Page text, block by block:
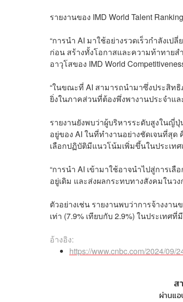
รายงานของ IMD World Talent
“การนำ AI มาใช้อย่างรวดเร็วกำลังเ
ก่อน สร้างทั้งโอกาสและความท้าทายส
อาวุโสของ IMD World
“ในขณะที่ AI สามารถนำมาซึ่งประสิท
ยิ่งในภาคส่วนที่ต้องพึ่งพางานประจำแ
รายงานยังพบว่าผู้บริหารระดับสูงในญี่
อยู่ของ AI ในที่ทำงานอย่างชัดเจนที่สุ
เลือกปฏิบัติมีแนวโน้มเพิ่มขึ้นในประเท
“การนำ AI เข้ามาใช้อาจนำไปสู่การเ
อยู่เดิม และส่งผลกระทบทางสังคมในว
ตัวอย่างเช่น รายงานพบว่าการจ้างง
เท่า (7.9% เทียบกับ 2.9%) ในประเทศที่
อ้างอิง:
https://www.cnbc.com/2024/09/
ส
ผ่านแ